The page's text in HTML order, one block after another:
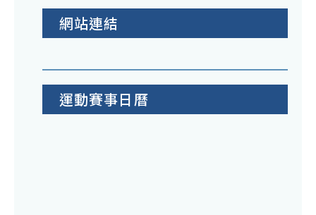
網站連結
運動賽事日曆